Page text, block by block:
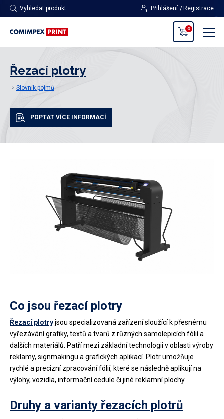
Vyhledat produkt Přihlášení Registrace
0
Řezací plotry
Slovník pojmů
POPTAT VÍCE INFORMACÍ
Co jsou řezací plotry
Řezací plotryjsou specializovaná zařízení sloužící k přesnému
vyřezávání grafiky, textů a tvarů z různých samolepicích fólií a
dalších materiálů. Patří mezi základní technologii v oblasti výroby
reklamy, signmakingu a grafických aplikací. Plotr umožňuje
rychlé a precizní zpracování fólií, které se následně aplikují na
výlohy, vozidla, informační cedule či jiné reklamní plochy.
Druhy a varianty řezacích plotrů